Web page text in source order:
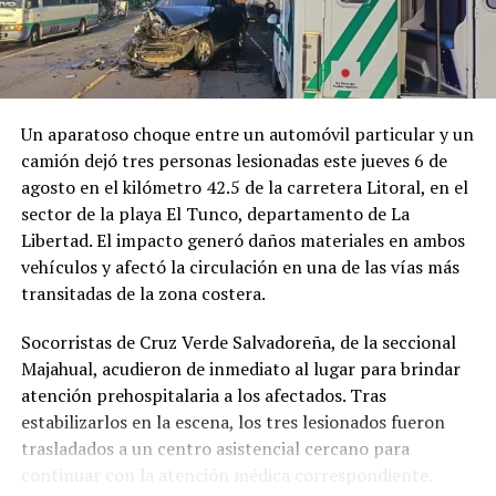
Un aparatoso choque entre un automóvil particular y un
camión dejó tres personas lesionadas este jueves 6 de
agosto en el kilómetro 42.5 de la carretera Litoral, en el
sector de la playa El Tunco, departamento de La
Libertad. El impacto generó daños materiales en ambos
vehículos y afectó la circulación en una de las vías más
transitadas de la zona costera.
Socorristas de Cruz Verde Salvadoreña, de la seccional
Majahual, acudieron de inmediato al lugar para brindar
atención prehospitalaria a los afectados. Tras
estabilizarlos en la escena, los tres lesionados fueron
trasladados a un centro asistencial cercano para
continuar con la atención médica correspondiente.